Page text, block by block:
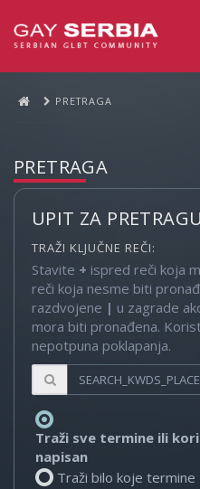
PRETRAGA
PRETRAGA
UPIT ZA PRETRAGU
TRAŽI KLJUČNE REČI:
Stavite + ispred reči koja
reči koja nesme biti
razdvojene | u zagrade
mora biti pronađena.
nepotpuna poklapanja.
Traži sve termine ili
napisan
Traži bilo koje termine